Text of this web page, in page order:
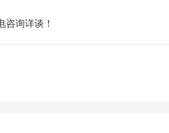
询详谈！